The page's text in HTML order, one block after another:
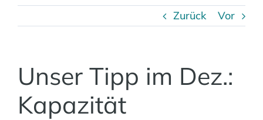
Zurück Vor
Unser Tipp im Dez.:
Kapazität